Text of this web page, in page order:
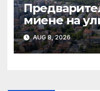
миене на
Загора за
10.08.2026
AUG 8, 2026